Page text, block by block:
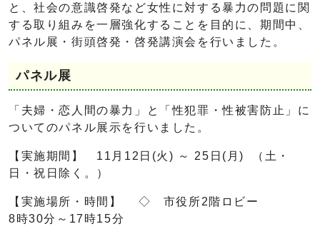
と、社会の意識啓発など女性に対する暴力の問題に関
する取り組みを一層強化することを目的に、期間中、
パネル展・街頭啓発・啓発講演会を行いました。
パネル展
「夫婦・恋人間の暴力」と「性犯罪・性被害防止」に
ついてのパネル展示を行いました。
【実施期間】 11月12日(火) ～ 25日(月) （土・
日・祝日除く。）
【実施場所・時間】 ◇ 市役所2階ロビー
8時30分～17時15分